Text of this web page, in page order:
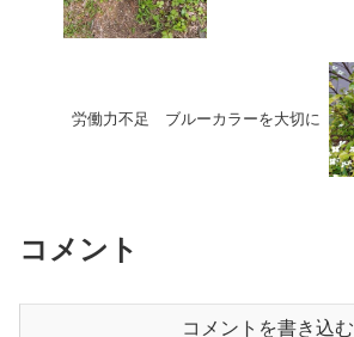
労働力不足 ブルーカラーを大切に
コメント
コメントを書き込む